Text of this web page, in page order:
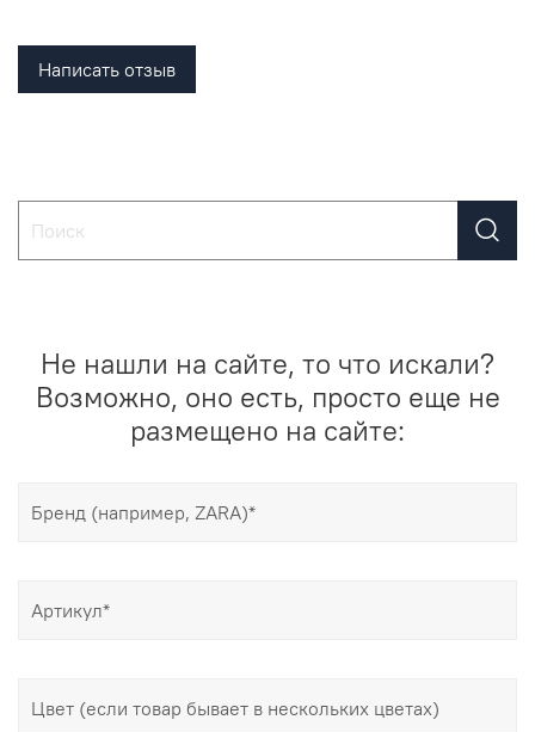
Написать отзыв
Не нашли на сайте, то что искали?
Возможно, оно есть, просто еще не
размещено на сайте: